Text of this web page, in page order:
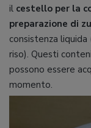
il cestello per la
preparazione di
consistenza
riso). Questi
possono essere
momento.